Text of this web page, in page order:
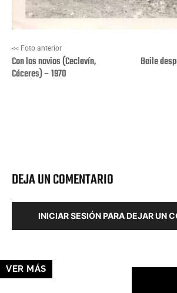
<< Foto anterior
Con los novios (Ceclavín,
Cáceres) – 1970
Baile
DEJA UN COMENTARIO
INICIAR SESIÓN PARA DEJAR UN
VER MÁS